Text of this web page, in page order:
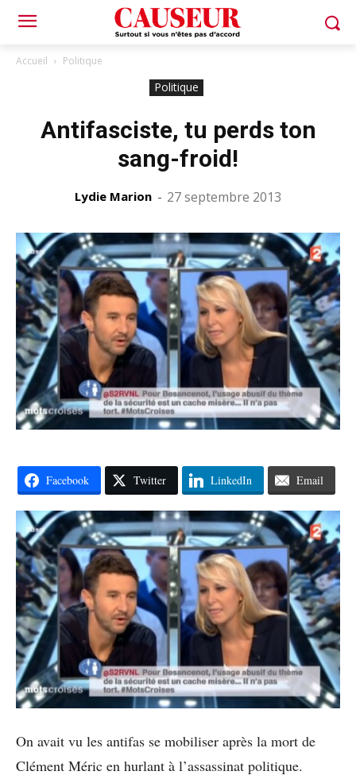
Accueil Politique
Politique
Antifasciste, tu perds ton
sang-froid!
Lydie Marion - 27 septembre 2013
Facebook Twitter LinkedIn Email
On avait vu les antifas se mobiliser après la mort de
Clément Méric en hurlant à l’assassinat politique.